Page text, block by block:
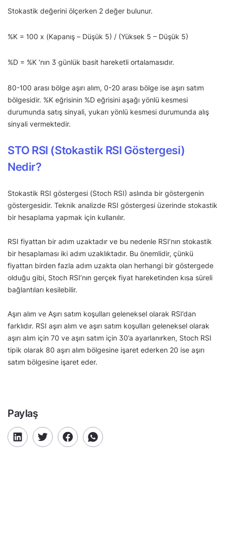
Stokastik değerini ölçerken 2 değer bulunur.
%K = 100 x (Kapanış – Düşük 5) / (Yüksek 5 – Düşük 5)
%D = %K ‘nın 3 günlük basit hareketli ortalamasıdır.
80-100 arası bölge aşırı alım, 0-20 arası bölge ise aşırı satım
bölgesidir. %K eğrisinin %D eğrisini aşağı yönlü kesmesi
durumunda satış sinyali, yukarı yönlü kesmesi durumunda alış
sinyali vermektedir.
STO RSI (Stokastik RSI Göstergesi)
Nedir?
Stokastik RSI göstergesi (Stoch RSI) aslında bir göstergenin
göstergesidir. Teknik analizde RSI göstergesi üzerinde stokastik
bir hesaplama yapmak için kullanılır.
RSI fiyattan bir adım uzaktadır ve bu nedenle RSI’nın stokastik
bir hesaplaması iki adım uzaklıktadır. Bu önemlidir, çünkü
fiyattan birden fazla adım uzakta olan herhangi bir göstergede
olduğu gibi, Stoch RSI’nın gerçek fiyat hareketinden kısa süreli
bağlantıları kesilebilir.
Aşırı alım ve Aşırı satım koşulları geleneksel olarak RSI’dan
farklıdır. RSI aşırı alım ve aşırı satım koşulları geleneksel olarak
aşırı alım için 70 ve aşırı satım için 30’a ayarlanırken, Stoch RSI
tipik olarak 80 aşırı alım bölgesine işaret ederken 20 ise aşırı
satım bölgesine işaret eder.
Paylaş